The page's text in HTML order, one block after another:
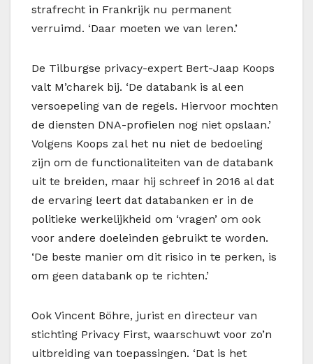
strafrecht in Frankrijk nu permanent
verruimd. ‘Daar moeten we van leren.’
De Tilburgse privacy-expert Bert-Jaap Koops
valt M’charek bij. ‘De databank is al een
versoepeling van de regels. Hiervoor mochten
de diensten DNA-profielen nog niet opslaan.’
Volgens Koops zal het nu niet de bedoeling
zijn om de functionaliteiten van de databank
uit te breiden, maar hij schreef in 2016 al dat
de ervaring leert dat databanken er in de
politieke werkelijkheid om ‘vragen’ om ook
voor andere doeleinden gebruikt te worden.
‘De beste manier om dit risico in te perken, is
om geen databank op te richten.’
Ook Vincent Böhre, jurist en directeur van
stichting Privacy First, waarschuwt voor zo’n
uitbreiding van toepassingen. ‘Dat is het